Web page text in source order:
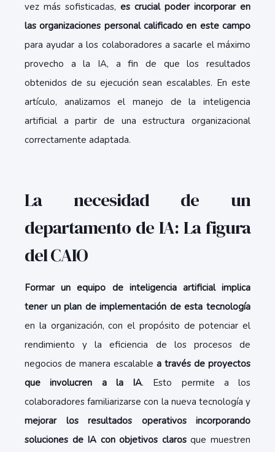
vez más sofisticadas, es crucial poder incorporar en
las organizaciones personal calificado en este campo
para ayudar a los colaboradores a sacarle el máximo
provecho a la IA, a fin de que los resultados
obtenidos de su ejecución sean escalables. En este
artículo, analizamos el
manejo de la inteligencia
artificial a partir de una estructura organizacional
correctamente adaptada.
La necesidad de un
departamento de IA: La figura
del CAIO
Formar un equipo de inteligencia artificial implica
tener un plan de implementación de esta tecnología
en la organización, con el propósito de potenciar el
rendimiento y la eficiencia de los procesos de
negocios de manera escalable a través de proyectos
que involucren a la IA. Esto permite a los
colaboradores familiarizarse con la nueva tecnología y
mejorar los resultados operativos incorporando
soluciones de IA con objetivos clarosque muestren